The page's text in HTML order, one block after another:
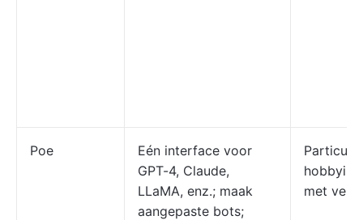
Poe
Eén interface voor
GPT-4, Claude,
LLaMA, enz.; maak
aangepaste bots;
met